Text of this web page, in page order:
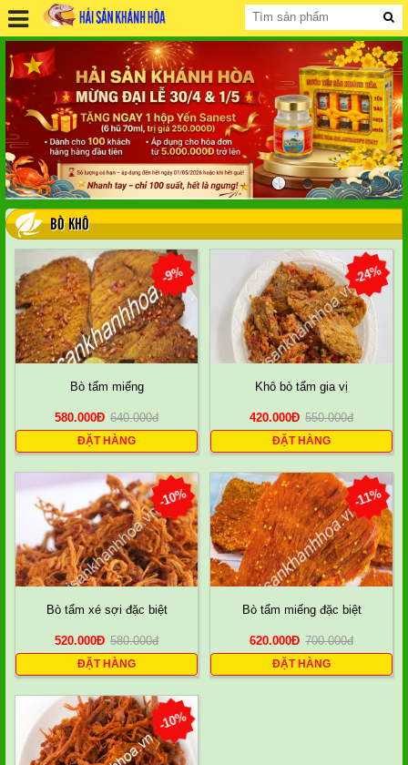
BÒ KHÔ
-9%
Bò tẩm miếng
580.000Đ 640.000đ
ĐẶT HÀNG
-24%
Khô bò tẩm gia vị
420.000Đ 550.000đ
ĐẶT HÀNG
-10%
Bò tẩm xé sợi đặc biệt
520.000Đ 580.000đ
ĐẶT HÀNG
-11%
Bò tẩm miếng đặc biệt
620.000Đ 700.000đ
ĐẶT HÀNG
-10%